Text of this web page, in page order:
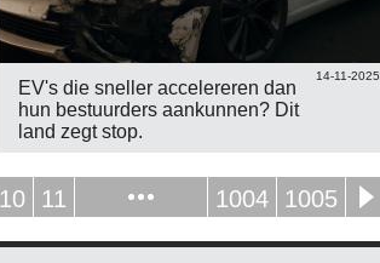
14-11-2025
EV's die sneller accelereren dan
hun bestuurders aankunnen? Dit
land zegt stop.
10 11 1004 1005